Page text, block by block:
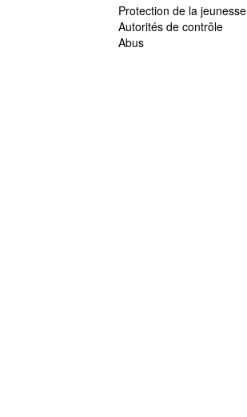
Protection de la jeunesse
Autorités de contrôle
Abus